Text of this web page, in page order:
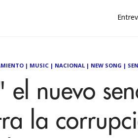
| MUSIC | NACIONAL | NEW SONG |
el nuevo
la